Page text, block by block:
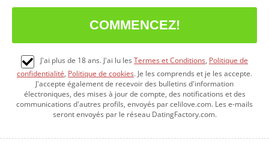
J'ai plus de 18 ans. J'ai lu les Termes et Conditions, Politique de
confidentialité, Politique de cookies. Je les comprends et je les accepte.
J'accepte également de recevoir des bulletins d'information
électroniques, des mises à jour de compte, des notifications et des
communications d'autres profils, envoyés par celilove.com. Les e-mails
seront envoyés par le réseau DatingFactory.com.